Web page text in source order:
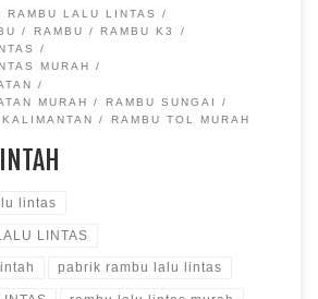
RAMBU LALU LINTAS
RAMBU
RAMBU K3
MURAH
MURAH
RAMBU SUNGAI
RAMBU TOL MURAH
lintas
LINTAS
pabrik rambu lalu lintas